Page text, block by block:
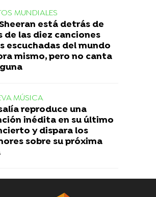
MUNDIALES
está detrás de
de las diez canciones
escuchadas del mundo
mismo, pero no canta
MÚSICA
reproduce una
inédita en su último
y dispara los
sobre su próxima